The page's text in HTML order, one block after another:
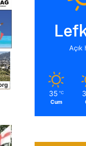
Açık
35 ℃
Cum